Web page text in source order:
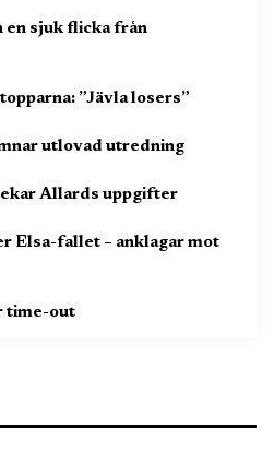
en sjuk flicka från
”Jävla losers”
utlovad utredning
Allards uppgifter
Elsa-fallet – anklagar mot
time-out